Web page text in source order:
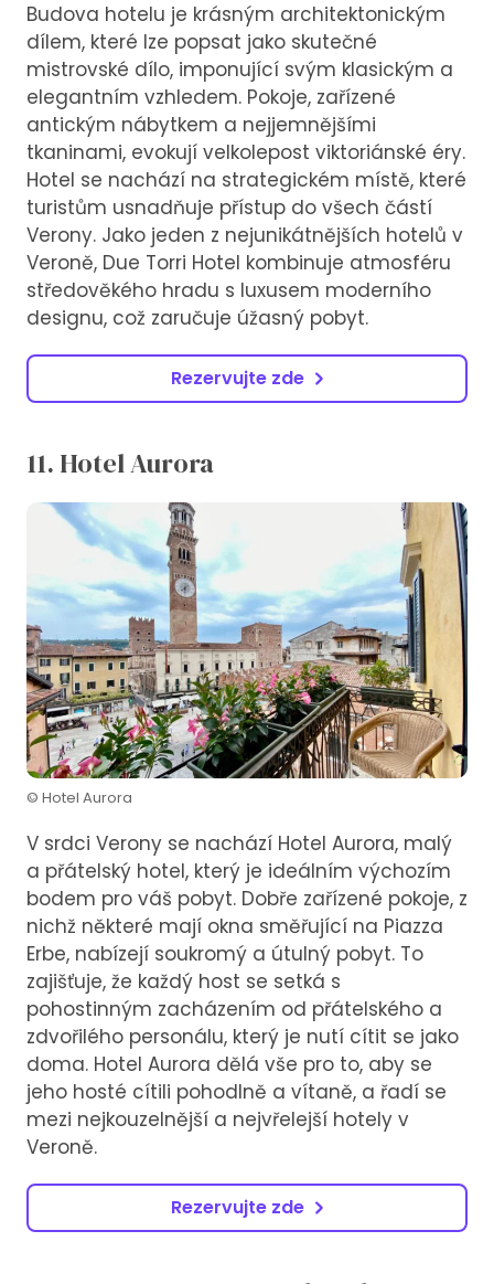
Budova hotelu je krásným architektonickým
dílem, které lze popsat jako skutečné
mistrovské dílo, imponující svým klasickým a
elegantním vzhledem. Pokoje, zařízené
antickým nábytkem a nejjemnějšími
tkaninami, evokují velkolepost viktoriánské éry.
Hotel se nachází na strategickém místě, které
turistům usnadňuje přístup do všech částí
Verony. Jako jeden z nejunikátnějších hotelů v
Veroně, Due Torri Hotel kombinuje atmosféru
středověkého hradu s luxusem moderního
designu, což zaručuje úžasný pobyt.
Rezervujte zde
11. Hotel Aurora
© Hotel Aurora
V srdci Verony se nachází Hotel Aurora, malý
a přátelský hotel, který je ideálním výchozím
bodem pro váš pobyt. Dobře zařízené pokoje, z
nichž některé mají okna směřující na Piazza
Erbe, nabízejí soukromý a útulný pobyt. To
zajišťuje, že každý host se setká s
pohostinným zacházením od přátelského a
zdvořilého personálu, který je nutí cítit se jako
doma. Hotel Aurora dělá vše pro to, aby se
jeho hosté cítili pohodlně a vítaně, a řadí se
mezi nejkouzelnější a nejvřelejší hotely v
Veroně.
Rezervujte zde